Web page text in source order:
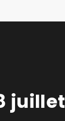
juillet